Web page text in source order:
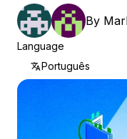
By
Language
Português